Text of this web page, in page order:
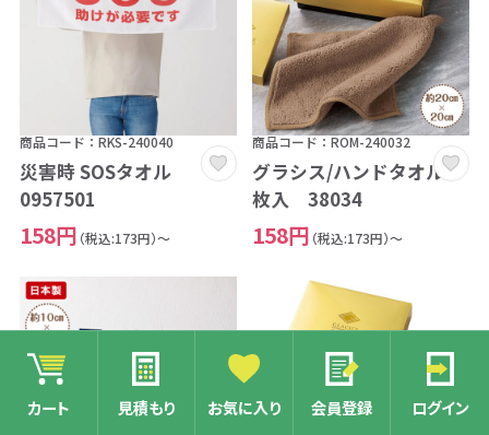
カート 見積もり お気に入り 会員登録 ログイン
商品コード：RKS-240040
災害時 SOSタオル
0957501
158円 （税込:173円）～
商品コード：ROM-240032
グラシス/ハンドタオル 2
枚入 38034
158円 （税込:173円）～